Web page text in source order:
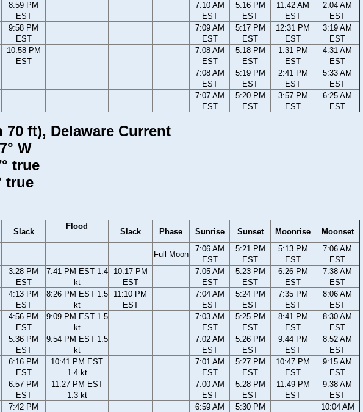
8:59 PM
EST
7:10 AM
EST
5:16 PM
EST
11:42 AM
EST
2:04 AM
EST
9:58 PM
EST
7:09 AM
EST
5:17 PM
EST
12:31 PM
EST
3:19 AM
EST
10:58 PM
EST
7:08 AM
EST
5:18 PM
EST
1:31 PM
EST
4:31 AM
EST
7:08 AM
EST
5:19 PM
EST
2:41 PM
EST
5:33 AM
EST
7:07 AM
EST
5:20 PM
EST
3:57 PM
EST
6:25 AM
EST
ft), Delaware Current
W
true
true
Slack
Flood
Slack Phase Sunrise Sunset Moonrise
Moonset
Full Moon
7:06 AM
EST
5:21 PM
EST
5:13 PM
EST
7:06 AM
EST
3:28 PM
EST
7:41 PM EST 1.4
kt
10:17 PM
EST
7:05 AM
EST
5:23 PM
EST
6:26 PM
EST
7:38 AM
EST
4:13 PM
EST
8:26 PM EST 1.5
kt
11:10 PM
EST
7:04 AM
EST
5:24 PM
EST
7:35 PM
EST
8:06 AM
EST
4:56 PM
EST
9:09 PM EST 1.5
kt
7:03 AM
EST
5:25 PM
EST
8:41 PM
EST
8:30 AM
EST
5:36 PM
EST
9:54 PM EST 1.5
kt
7:02 AM
EST
5:26 PM
EST
9:44 PM
EST
8:52 AM
EST
6:16 PM
EST
10:41 PM EST
1.4 kt
7:01 AM
EST
5:27 PM
EST
10:47 PM
EST
9:15 AM
EST
6:57 PM
EST
11:27 PM EST
1.3 kt
7:00 AM
EST
5:28 PM
EST
11:49 PM
EST
9:38 AM
EST
7:42 PM
6:59 AM
5:30 PM
10:04 AM